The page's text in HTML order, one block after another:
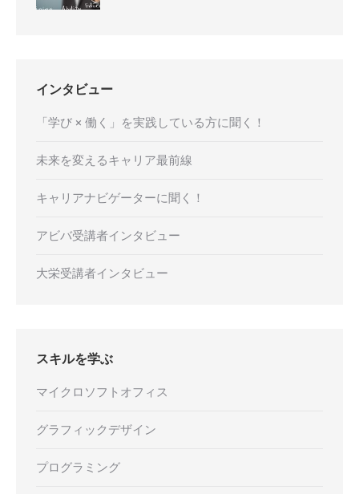
インタビュー
「学び × 働く」を実践している方に聞く！
未来を変えるキャリア最前線
キャリアナビゲーターに聞く！
アビバ受講者インタビュー
大栄受講者インタビュー
スキルを学ぶ
マイクロソフトオフィス
グラフィックデザイン
プログラミング